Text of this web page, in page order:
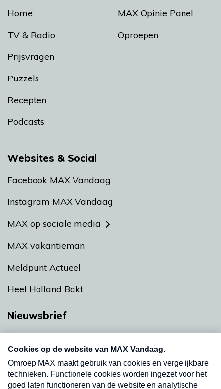
Home
TV & Radio
Prijsvragen
Puzzels
Recepten
Podcasts
MAX Opinie Panel
Oproepen
Websites & Social
Facebook MAX Vandaag
Instagram MAX Vandaag
MAX op sociale media
MAX vakantieman
Meldpunt Actueel
Heel Holland Bakt
Nieuwsbrief
nieuwsbrief. Elke vrijdag- en dinsdagochtend in
uw mailbox.
Verzend